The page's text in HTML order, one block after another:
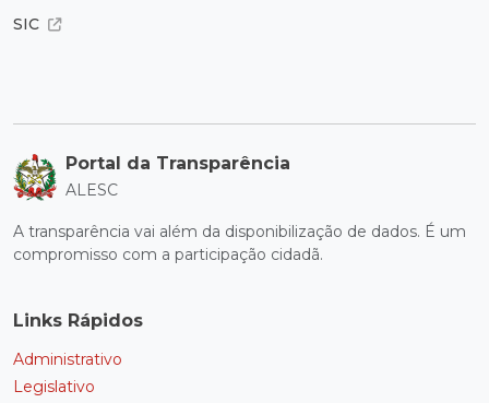
SIC
Portal da Transparência
ALESC
A transparência vai além da disponibilização de dados. É um
compromisso com a participação cidadã.
Links Rápidos
Administrativo
Legislativo